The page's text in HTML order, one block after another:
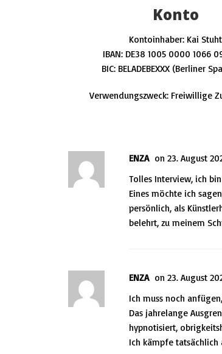
Konto
Kontoinhaber: Kai Stuht
IBAN: DE38 1005 0000 1066
BIC: BELADEBEXXX (Berliner
Verwendungszweck: Freiwillige
ENZA on 23. August
Tolles Interview, ich
Eines möchte ich
persönlich, als
belehrt, zu meinem
ENZA on 23. August
Ich muss noch
Das jahrelange
hypnotisiert,
Ich kämpfe tatsächlich